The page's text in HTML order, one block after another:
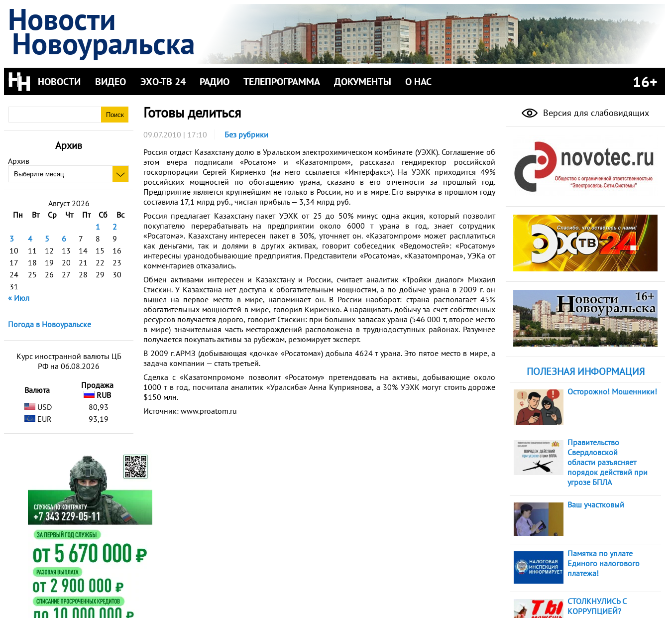
Новости
Новоуральска
НОВОСТИ ВИДЕО ЭХО-ТВ 24 РАДИО ТЕЛЕПРОГРАММА ДОКУМЕНТЫ О НАС 16+
Архив
Архив
Август 2026
Пн
Вт Ср Чт Пт Сб
Вс
1
2
3
4 5 6 7 8
9
10
11 12 13 14 15
16
17
18 19 20 21 22
23
24
25 26 27 28 29
30
31
« Июл
Погода в Новоуральске
Курс иностранной валюты ЦБ
РФ на 06.08.2026
Валюта
Продажа
RUB
USD
80,93
EUR
93,19
Готовы делиться
09.07.2010 | 17:10
Без рубрики
Россия отдаст Казахстану долю в Уральском электрохимическом комбинате (УЭХК). Соглашение об
этом вчера подписали «Росатом» и «Казатомпром», рассказал гендиректор российской
госкорпорации Сергей Кириенко (на него ссылается «Интерфакс»). На УЭХК приходится 49%
российских мощностей по обогащению урана, сказано в его отчетности за прошлый год.
Предприятие является крупнейшим не только в России, но и в мире. Его выручка в прошлом году
составила 17,1 млрд руб., чистая прибыль — 3,34 млрд руб.
Россия предлагает Казахстану пакет УЭХК от 25 до 50% минус одна акция, который позволит
покупателю перерабатывать на предприятии около 6000 т урана в год, знает сотрудник
«Росатома». Казахстану интересен пакет в 30%, уточняет он. «Казатомпром» может расплатиться
как деньгами, так и долями в других активах, говорит собеседник «Ведомостей»: «Росатому»
интересны уранодобывающие предприятия. Представители «Росатома», «Казатомпрома», УЭКа от
комментариев отказались.
Обмен активами интересен и Казахстану и России, считает аналитик «Тройки диалог» Михаил
Стискин. У Казахстана нет доступа к обогатительным мощностям, а по добыче урана в 2009 г. он
вышел на первое место в мире, напоминает он. В России наоборот: страна располагает 45%
обогатительных мощностей в мире, говорил Кириенко. А наращивать добычу за счет собственных
ресурсов получается дорого, говорит Стискин: при больших запасах урана (546 000 т, второе место
в мире) значительная часть месторождений расположена в труднодоступных районах. Разумнее
получается покупать активы за рубежом, резюмирует эксперт.
В 2009 г. АРМЗ (добывающая «дочка» «Росатома») добыла 4624 т урана. Это пятое место в мире, а
задача компании — стать третьей.
Сделка с «Казатомпромом» позволит «Росатому» претендовать на активы, добывающие около
1000 т в год, посчитала аналитик «Уралсиба» Анна Куприянова, а 30% УЭХК могут стоить дороже
$150 млн.
Источник: www.proatom.ru
Версия для слабовидящих
ПОЛЕЗНАЯ ИНФОРМАЦИЯ
Осторожно! Мошенники!
Правительство
Свердловской
области разъясняет
порядок действий при
угрозе БПЛА
Ваш участковый
Памятка по уплате
Единого налогового
платежа!
СТОЛКНУЛИСЬ С
КОРРУПЦИЕЙ?